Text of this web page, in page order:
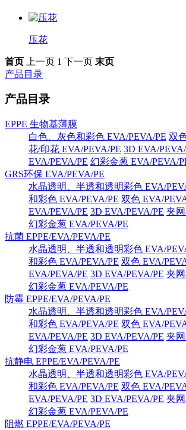
压花
首页 上一页 1 下一页 末页
产品目录
产品目录
EPPE 生物基薄膜
白色、灰色和彩色 EVA/PEVA/PE 双
花/印花 EVA/PEVA/PE 3D EVA/
EVA/PEVA/PE 幻彩金葱 EVA/PEVA/
GRS环保 EVA/PEVA/PE
水晶透明、半透和透明彩色 EVA/
和彩色 EVA/PEVA/PE 双色 EVA/
EVA/PEVA/PE 3D EVA/PEVA/PE 夹
幻彩金葱 EVA/PEVA/PE
抗菌 EPPE/EVA/PEVA/PE
水晶透明、半透和透明彩色 EVA/
和彩色 EVA/PEVA/PE 双色 EVA/
EVA/PEVA/PE 3D EVA/PEVA/PE 夹
幻彩金葱 EVA/PEVA/PE
防霉 EPPE/EVA/PEVA/PE
水晶透明、半透和透明彩色 EVA/
和彩色 EVA/PEVA/PE 双色 EVA/
EVA/PEVA/PE 3D EVA/PEVA/PE 夹
幻彩金葱 EVA/PEVA/PE
抗静电 EPPE/EVA/PEVA/PE
水晶透明、半透和透明彩色 EVA/
和彩色 EVA/PEVA/PE 双色 EVA/
EVA/PEVA/PE 3D EVA/PEVA/PE 夹
幻彩金葱 EVA/PEVA/PE
阻燃 EPPE/EVA/PEVA/PE